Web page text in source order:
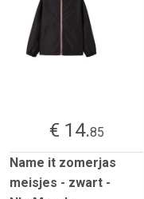
€ 14.85
Name it zomerjas
meisjes - zwart -